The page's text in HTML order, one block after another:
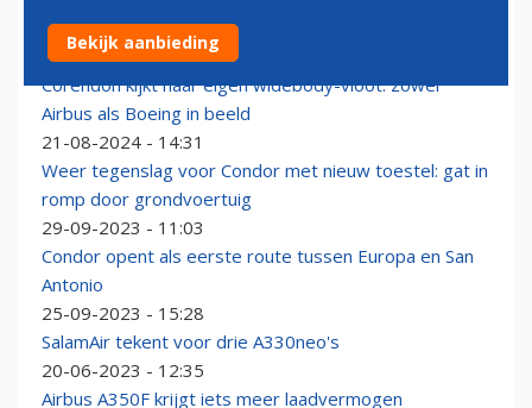
Etihad Airways nieuwe klant voor Airbus A330neo
18-11-2025 - 07:00
Corendon kijkt naar eigen widebody-vloot: zowel
Airbus als Boeing in beeld
21-08-2024 - 14:31
Weer tegenslag voor Condor met nieuw toestel: gat in
romp door grondvoertuig
29-09-2023 - 11:03
Condor opent als eerste route tussen Europa en San
Antonio
25-09-2023 - 15:28
SalamAir tekent voor drie A330neo's
20-06-2023 - 12:35
Airbus A350F krijgt iets meer laadvermogen
Bekijk aanbieding